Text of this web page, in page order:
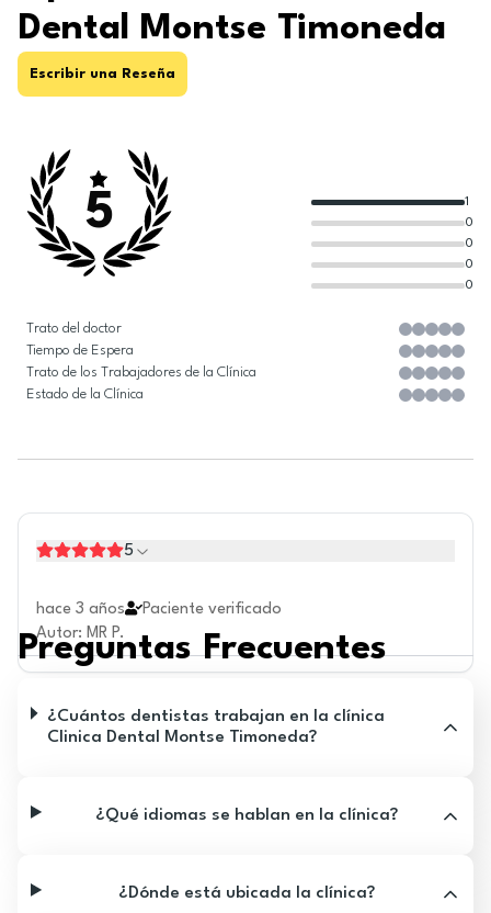
Dental Montse Timoneda
Escribir una Reseña
5
0
0
0
0
1
Trato del doctor
Tiempo de Espera
Trato de los Trabajadores de la Clínica
Estado de la Clínica
5
hace 3 años
Paciente verificado
Autor: MR P.
Preguntas Frecuentes
¿Cuántos dentistas trabajan en la clínica
Clinica Dental Montse Timoneda?
¿Qué idiomas se hablan en la clínica?
¿Dónde está ubicada la clínica?